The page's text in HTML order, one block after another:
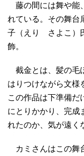
藤の間には舞や能
れている。その舞台
子（えり さよこ）
飾。
截金とは、髪の毛
はりつけながら文様
この作品は下準備だ
にとりかかり、完成
れたのか、気が遠く
カミさんはこの舞